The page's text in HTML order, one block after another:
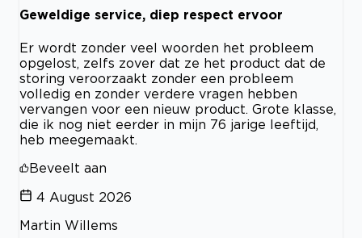
Geweldige service, diep respect ervoor
Er wordt zonder veel woorden het probleem
opgelost, zelfs zover dat ze het product dat de
storing veroorzaakt zonder een probleem
volledig en zonder verdere vragen hebben
vervangen voor een nieuw product. Grote klasse,
die ik nog niet eerder in mijn 76 jarige leeftijd,
heb meegemaakt.
Beveelt aan
4 August 2026
Martin Willems